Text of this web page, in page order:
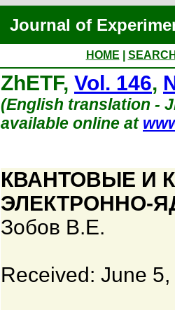
Journal of
HOME
ZhETF, Vol. 146,
(English translation -
available online at
КВАНТОВЫЕ И
ЭЛЕКТРОННО-
Зобов В.Е.
Received: June